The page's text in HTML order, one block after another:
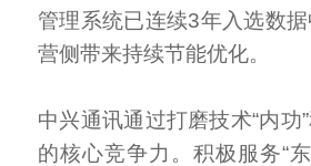
管理系统已连续3年入选数
营侧带来持续节能优化。
中兴通讯通过打磨技术“内
的核心竞争力。积极服务“